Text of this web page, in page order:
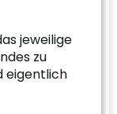
jeweilige
zu
eigentlich